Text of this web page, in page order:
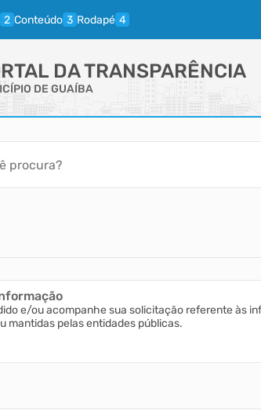
Conteúdo Rodapé
DA TRANSPARÊNCIA
DE GUAÍBA
e/ou acompanhe sua solicitação referente às
mantidas pelas entidades públicas.